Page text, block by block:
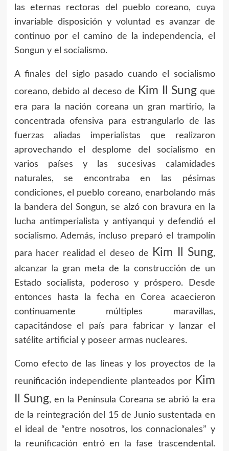
las eternas rectoras del pueblo coreano, cuya
invariable disposición y voluntad es avanzar de
continuo por el camino de la independencia, el
Songun y el socialismo.
A finales del siglo pasado cuando el socialismo
coreano, debido al deceso de
Kim Il Sungque
era para la nación coreana un gran martirio, la
concentrada ofensiva para estrangularlo de las
fuerzas aliadas imperialistas que realizaron
aprovechando el desplome del socialismo en
varios países y las sucesivas calamidades
naturales, se encontraba en las pésimas
condiciones, el pueblo coreano, enarbolando más
la bandera del Songun, se alzó con bravura en la
lucha antimperialista y antiyanqui y defendió el
socialismo. Además, incluso preparó el trampolín
para hacer realidad el deseo de
Kim Il Sung,
alcanzar la gran meta de la construcción de un
Estado socialista, poderoso y próspero. Desde
entonces hasta la fecha en Corea acaecieron
continuamente múltiples maravillas,
capacitándose el país para fabricar y lanzar el
satélite artificial y poseer armas nucleares.
Como efecto de las líneas y los proyectos de la
reunificación independiente planteados por Kim
Il Sung, en la Península Coreana se abrió la era
de la reintegración del 15 de Junio sustentada en
el ideal de “entre nosotros, los connacionales” y
la reunificación entró en la fase trascendental.